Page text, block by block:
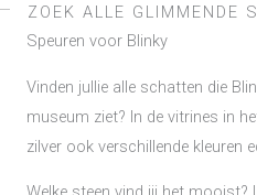
ZOEK ALLE GLIMMENDE
Speuren voor Blinky
Vinden jullie alle schatten die
museum ziet? In de vitrines in
zilver ook verschillende kleuren